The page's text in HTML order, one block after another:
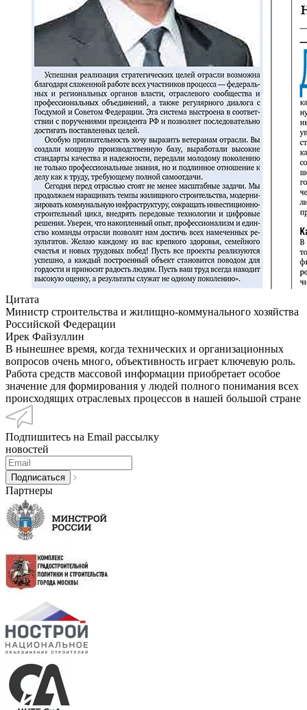
Цитата
Министр строительства и жилищно-коммунального хозяйства
Российской Федерации
Ирек Файзуллин
В нынешнее время, когда технических и организационных
вопросов очень много, объективность играет ключевую роль.
Работа средств массовой информации приобретает особое
значение для формирования у людей полного понимания всех
происходящих отраслевых процессов в нашей большой стране
Подпишитесь на Email рассылку
новостей
Партнеры